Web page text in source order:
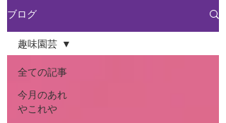
ブログ
全ての記事
今月のあれ
やこれや
趣味園芸